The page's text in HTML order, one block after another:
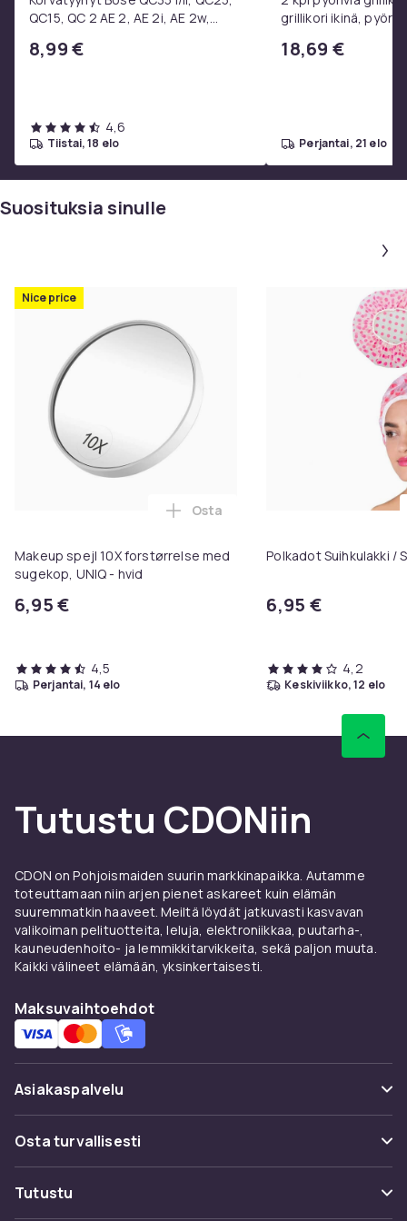
QC15, QC 2 AE 2, AE 2i, AE 2w,
8,99 €
4,6
tiistai, 18 elo
grillikori ikinä,
valmistettu
18,69 €
perjantai, 21 elo
Suosituksia sinulle
Nice price
Makeup spejl 10X forstørrelse med
sugekop, UNIQ - hvid
6,95 €
Lisää Makeup spejl 10X
Osta
4,5
perjantai, 14 elo
Polkadot Suihkulakki /
6,95 €
4,2
keskiviikko, 12 elo
Tutustu CDONiin
CDON on Pohjoismaiden suurin markkinapaikka. Autamme
toteuttamaan niin arjen pienet askareet kuin elämän
suuremmatkin haaveet. Meiltä löydät jatkuvasti kasvavan
valikoiman pelituotteita, leluja, elektroniikkaa, puutarha-,
kauneudenhoito- ja lemmikkitarvikkeita, sekä paljon muuta.
Kaikki välineet elämään, yksinkertaisesti.
Maksuvaihtoehdot
Asiakaspalvelu
Usein kysyttyä (UKK)
Seuraa pakettia
Osta turvallisesti
Maksuvaihtoehdot
Tutustu